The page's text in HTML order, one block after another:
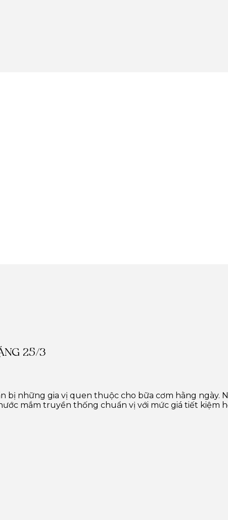
25/3
những gia vị quen thuộc cho bữa cơm hằng ngày.
mắm truyền thống chuẩn vị với mức giá tiết kiệm